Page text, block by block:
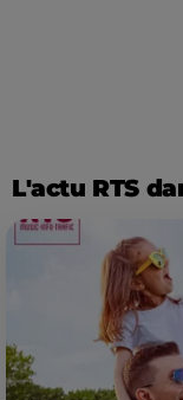
L'actu RTS